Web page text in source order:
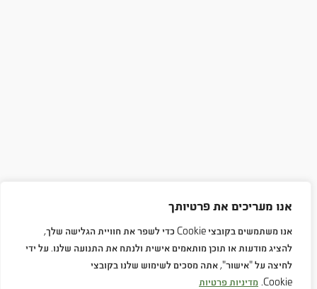
אנו מעריכים את פרטיותך
אנו משתמשים בקובצי Cookie כדי לשפר את חוויית הגלישה שלך,
להציג מודעות או תוכן מותאמים אישית ולנתח את התנועה שלנו. על ידי
לחיצה על "אישור", אתה מסכים לשימוש שלנו בקובצי
Cookie. מדיניות פרטיות